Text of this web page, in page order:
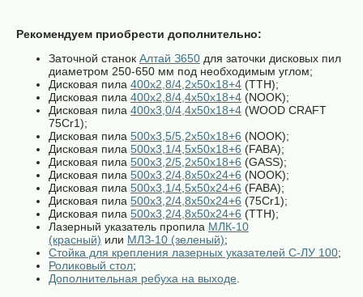
Рекомендуем приобрести дополнительно:
Заточной станок Алтай З650 для заточки дисковых пил
диаметром 250-650 мм под необходимым углом;
Дисковая пила 400х2,8/4,2х50х18+4 (ТТН);
Дисковая пила 400х2,8/4,4х50х18+4 (NOOK);
Дисковая пила 400х3,0/4,4х50х18+4 (WOOD CRAFT
75Cr1);
Дисковая пила 500х3,5/5,2х50х18+6 (NOOK);
Дисковая пила 500х3,1/4,5х50х18+6 (FABA);
Дисковая пила 500х3,2/5,2х50х18+6 (GASS);
Дисковая пила 500х3,2/4,8х50х24+6 (NOOK);
Дисковая пила 500х3,1/4,5х50х24+6 (FABA);
Дисковая пила 500х3,2/4,8х50х24+6 (75Cr1);
Дисковая пила 500х3,2/4,8х50х24+6 (ТТН);
Лазерный указатель пропила МЛК-10
(красный) или МЛЗ-10 (зеленый);
Стойка для крепления лазерных указателей С-ЛУ 100;
Роликовый стол;
Дополнительная ребуха на выходе